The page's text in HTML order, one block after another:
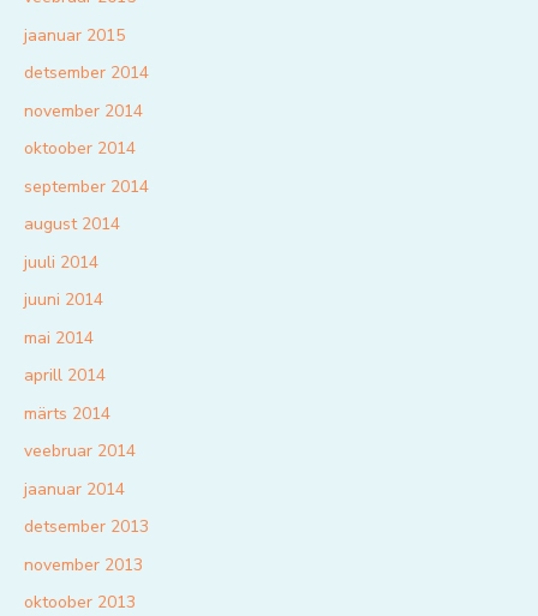
jaanuar 2015
detsember 2014
november 2014
oktoober 2014
september 2014
august 2014
juuli 2014
juuni 2014
mai 2014
aprill 2014
märts 2014
veebruar 2014
jaanuar 2014
detsember 2013
november 2013
oktoober 2013